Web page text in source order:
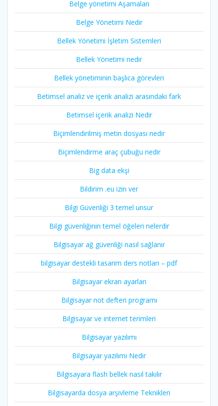
Belge yönetimi Aşamaları
Belge Yönetimi Nedir
Bellek Yönetimi İşletim Sistemleri
Bellek Yönetimi nedir
Bellek yönetiminin başlıca görevleri
Betimsel analiz ve içerik analizi arasındaki fark
Betimsel içerik analizi Nedir
Biçimlendirilmiş metin dosyası nedir
Biçimlendirme araç çubuğu nedir
Big data ekşi
Bildirim .eu izin ver
Bilgi Güvenliği 3 temel unsur
Bilgi güvenliğinin temel öğeleri nelerdir
Bilgisayar ağ güvenliği nasıl sağlanır
bilgisayar destekli tasarim ders notları – pdf
Bilgisayar ekran ayarları
Bilgisayar not defteri programı
Bilgisayar ve internet terimleri
Bilgisayar yazılımı
Bilgisayar yazılımı Nedir
Bilgisayara flash bellek nasıl takılır
Bilgisayarda dosya arşivleme Teknikleri